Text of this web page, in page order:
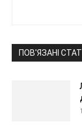
ПОВ'ЯЗАНІ